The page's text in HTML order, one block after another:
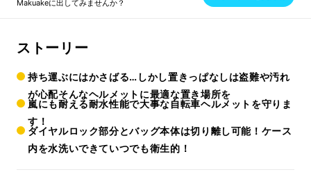
Makuakeに出してみませんか？
ストーリー
持ち運ぶにはかさばる…しかし置きっぱなしは盗難や汚れ
が心配そんなヘルメットに最適な置き場所を
嵐にも耐える耐水性能で大事な自転車ヘルメットを守りま
す！
ダイヤルロック部分とバッグ本体は切り離し可能！ケース
内を水洗いできていつでも衛生的！